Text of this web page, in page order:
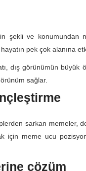
şekli ve
pek çok alanına
dış görünümün
sağlar.
sarkan memeler,
için meme ucu
çözüm